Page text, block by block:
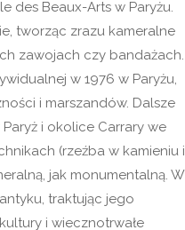
des Beaux-Arts w Paryżu.
tworząc zrazu kameralne
zawojach czy bandażach.
w 1976 w Paryżu,
i marszandów. Dalsze
i okolice Carrary we
(rzeźba w kamieniu i
jak monumentalną. W
traktując jego
i wiecznotrwałe